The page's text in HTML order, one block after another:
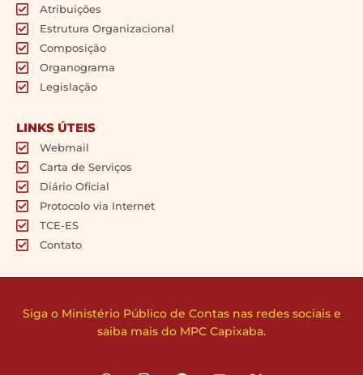
Atribuições
Estrutura Organizacional
Composição
Organograma
Legislação
LINKS ÚTEIS
Webmail
Carta de Serviços
Diário Oficial
Protocolo via Internet
TCE-ES
Contato
Siga o Ministério Público de Contas nas redes sociais e
saiba mais do MPC Capixaba.